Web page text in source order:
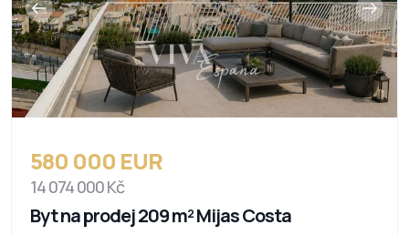
580 000 EUR
14 074 000 Kč
Byt na prodej 209 m² Mijas Costa